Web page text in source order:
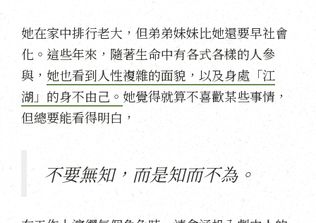
她在家中排行老大，但弟弟妹妹比她還要早社會
化。這些年來，隨著生命中有各式各樣的人參
與， 她也看到人性複雜的面貌，以及身處「江
湖」的身不由己。 她覺得就算不喜歡某些事情，
但總要能看得明白，
不要無知，而是知而不為。